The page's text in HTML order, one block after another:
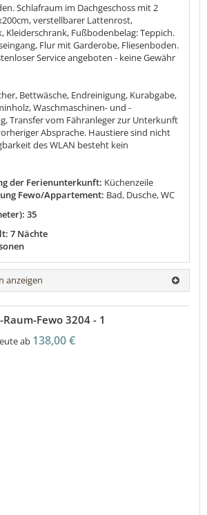
Schlafraum im Dachgeschoss mit 2
verstellbarer Lattenrost,
Kleiderschrank, Fußbodenbelag: Teppich.
Flur mit Garderobe, Fliesenboden.
Service angeboten - keine Gewähr
Bettwäsche, Endreinigung, Kurabgabe,
Waschmaschinen- und -
Transfer vom Fähranleger zur Unterkunft
Absprache. Haustiere sind nicht
des WLAN besteht kein
der Ferienunterkunft: Küchenzeile
Fewo/Appartement: Bad, Dusche, WC
35
7 Nächte
anzeigen
Raum-Fewo 3204 - 1
ab 138,00 €